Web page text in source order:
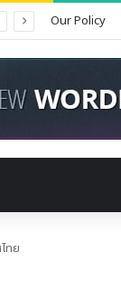
Our Policy
ทย